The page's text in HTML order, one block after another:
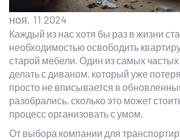
ноя, 11 2024
Каждый из нас хотя бы раз в жизни
необходимостью освободить
старой мебели. Один из самых
делать с диваном, который уже
просто не вписывается в
разобрались, сколько это может
процесс организовать с умом.
От выбора компании для